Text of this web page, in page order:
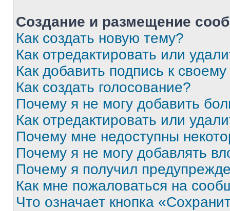
Создание и размещение
Как создать новую тему?
Как отредактировать или
Как добавить подпись к
Как создать голосование?
Почему я не могу добавить
Как отредактировать или
Почему мне недоступны
Почему я не могу добавлять
Почему я получил
Как мне пожаловаться на
Что означает кнопка